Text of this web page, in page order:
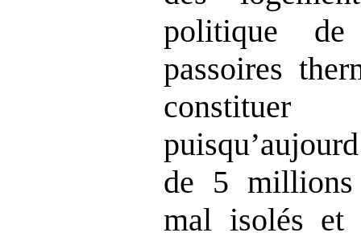
politique
passoires
de 5 millions
mal isolés et